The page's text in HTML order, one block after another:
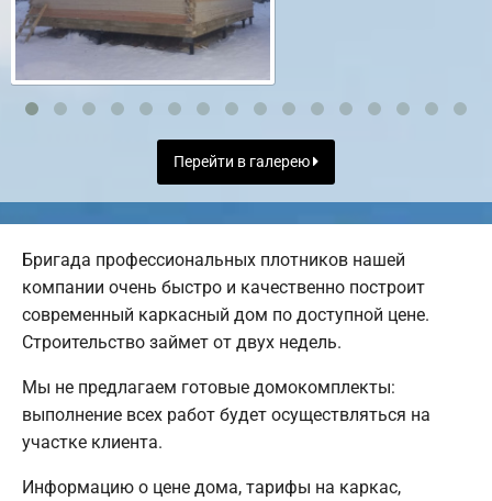
Перейти в галерею
Бригада профессиональных плотников нашей
компании очень быстро и качественно построит
современный каркасный дом по доступной цене.
Строительство займет от двух недель.
Мы не предлагаем готовые домокомплекты:
выполнение всех работ будет осуществляться на
участке клиента.
Информацию о цене дома, тарифы на каркас,